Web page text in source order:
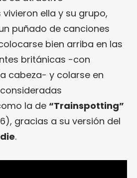
ella y su grupo,
puñado de canciones
bien arriba en las
británicas -con
cabeza- y colarse en
la de “Trainspotting”
gracias a su versión del
.